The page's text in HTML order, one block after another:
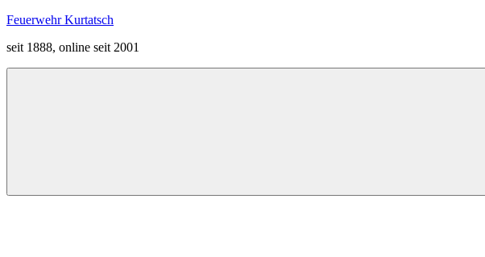
Zum
springen
Feuerwehr Kurtatsch
seit 1888, online seit 2001
Menü